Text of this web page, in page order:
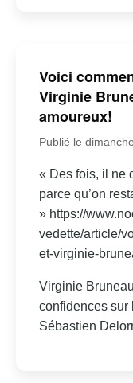
Voici
Virginie
amoureux!
Publié le
« Des fois, il ne
parce qu’on
» https://
vedette/article/
et-virginie-
Virginie
confidences sur
Sébastien